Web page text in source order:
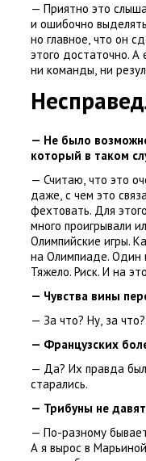
— Приятно это
и ошибочно
но главное, что он
этого достаточно. А
ни команды, ни
— Не было
который в таком
— Считаю, что это
даже, с чем это
фехтовать. Для
много проигрывали
Олимпийские игры.
на Олимпиаде. Один
Тяжело. Риск. И на
— Чувства вины
— За что? Ну, за
— Французских
— Да? Их правда
старались.
— Трибуны не
— По-разному
А я вырос в